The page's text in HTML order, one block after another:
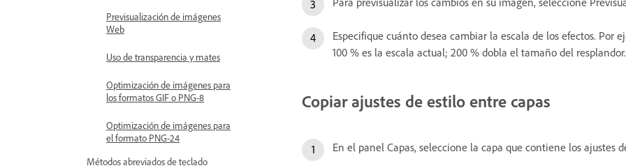
Previsualización de imágenes
Web
Uso de transparencia y mates
Optimización de imágenes para
los formatos GIF o PNG-8
Optimización de imágenes para
el formato PNG-24
Métodos abreviados de teclado
Especifique cuánto desea cambiar la escala de los efectos.
100 % es la escala actual; 200 % dobla el tamaño del
Copiar ajustes de estilo entre capas
En el panel Capas, seleccione la capa que contiene los ajustes